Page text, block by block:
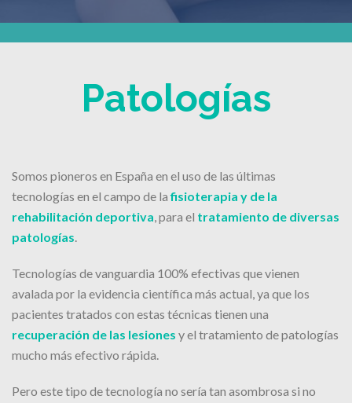
Patologías
Somos pioneros en España en el uso de las últimas
tecnologías en el campo de lafisioterapia y de la
rehabilitación deportiva, para el tratamiento de diversas
patologías.
Tecnologías de vanguardia 100% efectivas que vienen
avalada por la evidencia científica más actual, ya que los
pacientes tratados con estas técnicas tienen una
recuperación de las lesiones y el tratamiento de patologías
mucho más efectivo rápida.
Pero este tipo de tecnología no sería tan asombrosa si no